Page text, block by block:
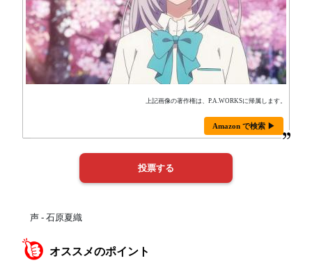
上記画像の著作権は、P.A.WORKSに帰属します。
Amazon で検索 ▶
声 - 石原夏織
オススメのポイント